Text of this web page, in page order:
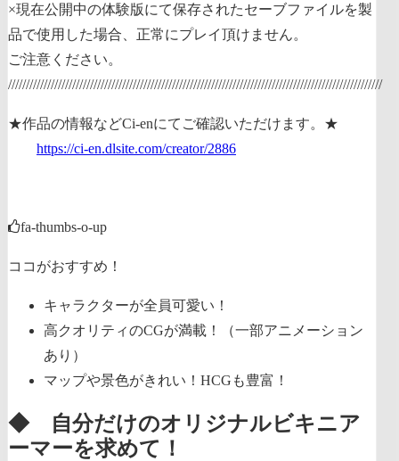
×現在公開中の体験版にて保存されたセーブファイルを製
品で使用した場合、正常にプレイ頂けません。
ご注意ください。
/////////////////////////////////////////////////////////////////////////////////////////////////////////
★作品の情報などCi-enにてご確認いただけます。★
https://ci-en.dlsite.com/creator/2886
fa-thumbs-o-up
ココがおすすめ！
キャラクターが全員可愛い！
高クオリティのCGが満載！（一部アニメーション
あり）
マップや景色がきれい！HCGも豊富！
◆ 自分だけのオリジナルビキニア
ーマーを求めて！